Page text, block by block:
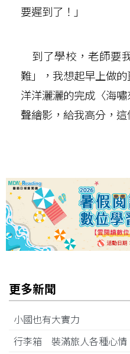
要遲到了！」
到了學校，老師要
難」，我想起早上做
洋洋灑灑的完成〈海
聲繪影，給我高分，
更多新聞
小國也有大實力
行李箱 裝滿旅人各種心情